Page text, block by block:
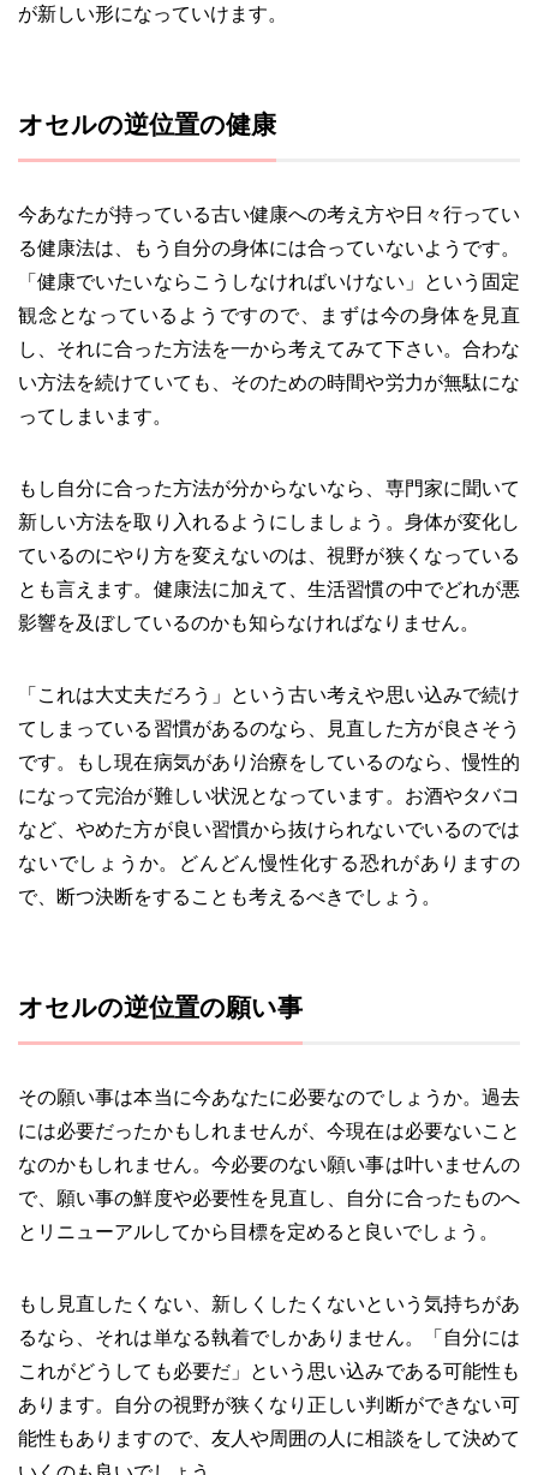
が新しい形になっていけます。
オセルの逆位置の健康
今あなたが持っている古い健康への考え方や日々行ってい
る健康法は、もう自分の身体には合っていないようです。
「健康でいたいならこうしなければいけない」という固定
観念となっているようですので、まずは今の身体を見直
し、それに合った方法を一から考えてみて下さい。合わな
い方法を続けていても、そのための時間や労力が無駄にな
ってしまいます。
もし自分に合った方法が分からないなら、専門家に聞いて
新しい方法を取り入れるようにしましょう。身体が変化し
ているのにやり方を変えないのは、視野が狭くなっている
とも言えます。健康法に加えて、生活習慣の中でどれが悪
影響を及ぼしているのかも知らなければなりません。
「これは大丈夫だろう」という古い考えや思い込みで続け
てしまっている習慣があるのなら、見直した方が良さそう
です。もし現在病気があり治療をしているのなら、慢性的
になって完治が難しい状況となっています。お酒やタバコ
など、やめた方が良い習慣から抜けられないでいるのでは
ないでしょうか。どんどん慢性化する恐れがありますの
で、断つ決断をすることも考えるべきでしょう。
オセルの逆位置の願い事
その願い事は本当に今あなたに必要なのでしょうか。過去
には必要だったかもしれませんが、今現在は必要ないこと
なのかもしれません。今必要のない願い事は叶いませんの
で、願い事の鮮度や必要性を見直し、自分に合ったものへ
とリニューアルしてから目標を定めると良いでしょう。
もし見直したくない、新しくしたくないという気持ちがあ
るなら、それは単なる執着でしかありません。「自分には
これがどうしても必要だ」という思い込みである可能性も
あります。自分の視野が狭くなり正しい判断ができない可
能性もありますので、友人や周囲の人に相談をして決めて